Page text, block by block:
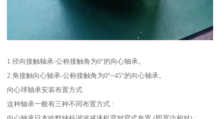
1.径向接触轴承-公称接触角为0°的向心轴承。
2.角接触向心轴承-公称接触角为0°~45°的向心轴承。
向心球轴承安装布置方式
这种轴承一般有三种不同布置方式 :